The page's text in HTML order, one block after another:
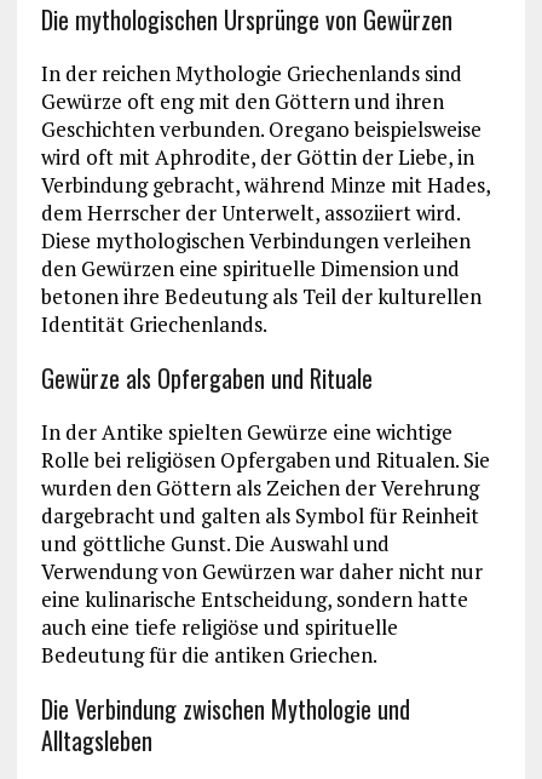
Die mythologischen Ursprünge von Gewürzen
In der reichen Mythologie Griechenlands sind
Gewürze oft eng mit den Göttern und ihren
Geschichten verbunden. Oregano beispielsweise
wird oft mit Aphrodite, der Göttin der Liebe, in
Verbindung gebracht, während Minze mit Hades,
dem Herrscher der Unterwelt, assoziiert wird.
Diese mythologischen Verbindungen verleihen
den Gewürzen eine spirituelle Dimension und
betonen ihre Bedeutung als Teil der kulturellen
Identität Griechenlands.
Gewürze als Opfergaben und Rituale
In der Antike spielten Gewürze eine wichtige
Rolle bei religiösen Opfergaben und Ritualen. Sie
wurden den Göttern als Zeichen der Verehrung
dargebracht und galten als Symbol für Reinheit
und göttliche Gunst. Die Auswahl und
Verwendung von Gewürzen war daher nicht nur
eine kulinarische Entscheidung, sondern hatte
auch eine tiefe religiöse und spirituelle
Bedeutung für die antiken Griechen.
Die Verbindung zwischen Mythologie und
Alltagsleben